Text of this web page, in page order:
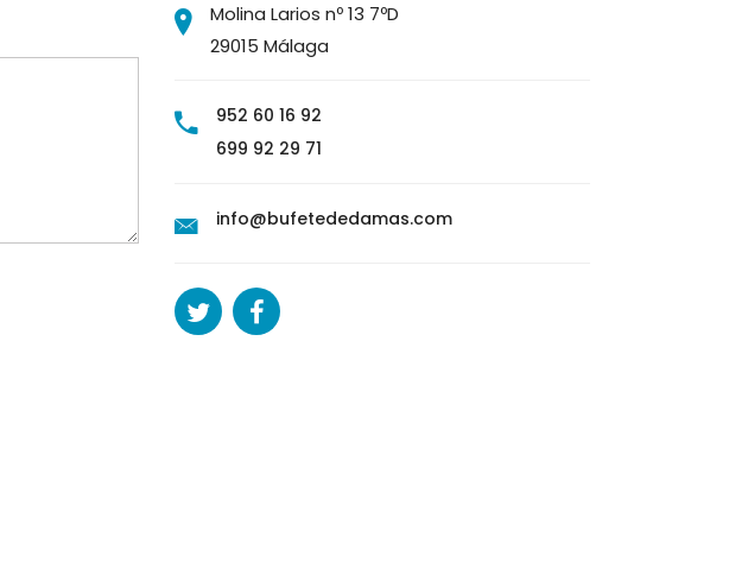
Molina Larios nº 13 7ºD
29015 Málaga
952 60 16 92
699 92 29 71
info@bufetededamas.com